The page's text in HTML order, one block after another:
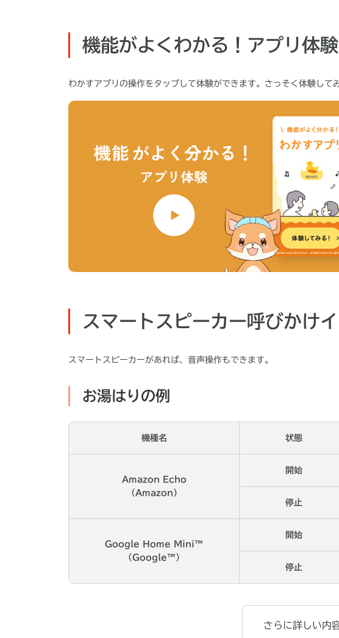
機能がよくわかる！アプリ体験
わかすアプリの操作をタップして体験ができます。さっそく体験して
スマートスピーカー呼びかけ
スマートスピーカーがあれば、音声操作もできます。
お湯はりの例
機種名 状態
Amazon Echo
（Amazon）
開始
停止
Google Home Mini™
（Google™）
開始
停止
さらに詳しい内